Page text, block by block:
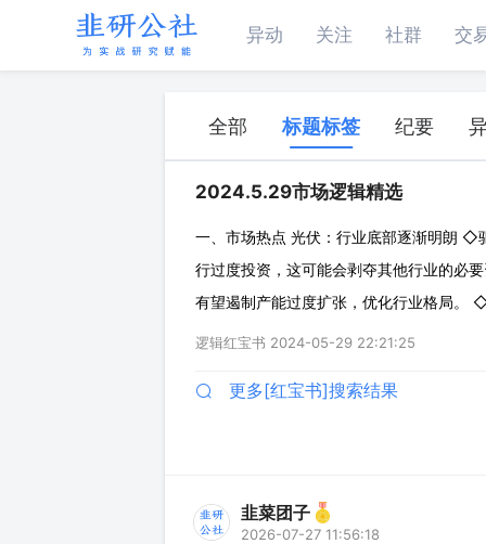
异动 关注 社群 交
全部 标题标签 纪要
2024.5.29市场逻辑精选
一、市场热点 光伏：行业底部逐渐明朗 ◇
⾏过度投资，这可能会剥夺其他⾏业的必
有望遏制产能过度扩张，优化行业格局。
◇产业链价格：目前硅料/硅片均已超1个
逻辑红宝书 2024-05-29 22:21:25
更多[红宝书]搜索结果
韭菜团子
2026-07-27 11:56:18